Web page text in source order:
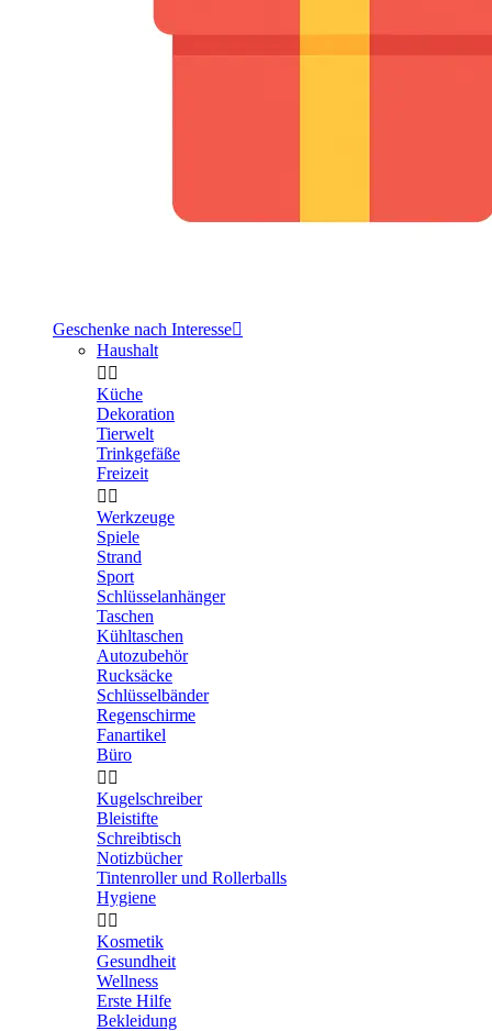
Geschenke nach Interesse
Haushalt
 
Küche
Dekoration
Tierwelt
Trinkgefäße
Freizeit
 
Werkzeuge
Spiele
Strand
Sport
Schlüsselanhänger
Taschen
Kühltaschen
Autozubehör
Rucksäcke
Schlüsselbänder
Regenschirme
Fanartikel
Büro
 
Kugelschreiber
Bleistifte
Schreibtisch
Notizbücher
Tintenroller und Rollerballs
Hygiene
 
Kosmetik
Gesundheit
Wellness
Erste Hilfe
Bekleidung